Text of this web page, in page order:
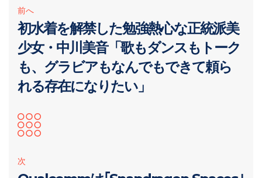
前へ
初水着を解禁した勉強熱心な正統派美
少女・中川美音「歌もダンスもトーク
も、グラビアもなんでもできて頼ら
れる存在になりたい」
次